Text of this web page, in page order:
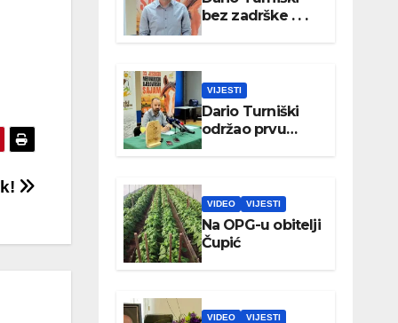
bez zadrške . . .
VIJESTI
Dario Turniški
održao prvu
konferenciju za
VIDEO VIJESTI
Na OPG-u obitelji
Čupić
VIDEO VIJESTI